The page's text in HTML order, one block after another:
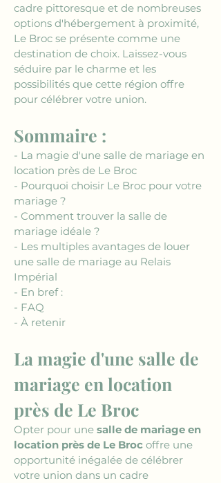
cadre pittoresque et de nombreuses
options d'hébergement à proximité,
Le Broc se présente comme une
destination de choix. Laissez-vous
séduire par le charme et les
possibilités que cette région offre
pour célébrer votre union.
Sommaire :
- La magie d'une salle de mariage en
location près de Le Broc
- Pourquoi choisir Le Broc pour votre
mariage ?
- Comment trouver la salle de
mariage idéale ?
- Les multiples avantages de louer
une salle de mariage au Relais
Impérial
- En bref :
- FAQ
- À retenir
La magie d'une salle de
mariage en location
près de Le Broc
Opter pour une salle de mariage en
location près de Le Broc offre une
opportunité inégalée de célébrer
votre union dans un cadre